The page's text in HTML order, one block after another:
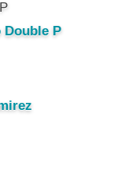
Double P